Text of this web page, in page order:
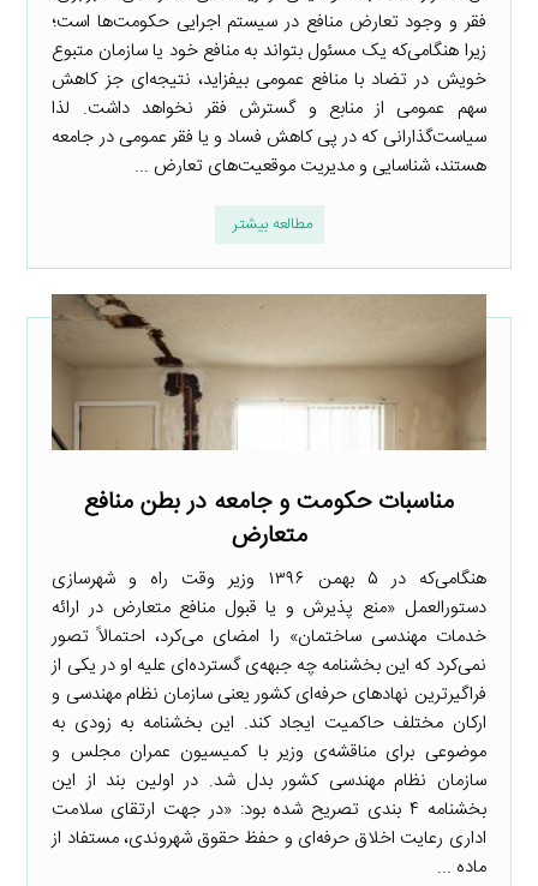
فقر و وجود تعارض منافع در سیستم اجرایی حکومت‌ها است؛
زیرا هنگامی‌که یک مسئول بتواند به منافع خود یا سازمان متبوع
خویش در تضاد با منافع عمومی بیفزاید، نتیجه‌ای جز کاهش
سهم عمومی از منابع و گسترش فقر نخواهد داشت. لذا
سیاست‌گذارانی که در پی کاهش فساد و یا فقر عمومی در جامعه
هستند، شناسایی و مدیریت موقعیت‌های تعارض ...
مطالعه بیشتر
مناسبات حکومت و جامعه در بطن منافع
متعارض
هنگامی‌که در ۵ بهمن ۱۳۹۶ وزیر وقت راه و شهرسازی
دستورالعمل «منع پذیرش و یا قبول منافع متعارض در ارائه
خدمات مهندسی ساختمان» را امضای می‌کرد، احتمالاً تصور
نمی‌کرد که این بخشنامه چه جبهه‌ی گسترده‌ای علیه او در یکی از
فراگیرترین نهادهای حرفه‌ای کشور یعنی سازمان نظام مهندسی و
ارکان مختلف حاکمیت ایجاد کند. این بخشنامه به زودی به
موضوعی برای مناقشه‌ی وزیر با کمیسیون عمران مجلس و
سازمان نظام مهندسی کشور بدل شد. در اولین بند از این
بخشنامه ۴ بندی تصریح شده بود: «در جهت ارتقای سلامت
اداری رعایت اخلاق حرفه‌ای و حفظ حقوق شهروندی، مستفاد از
ماده ...